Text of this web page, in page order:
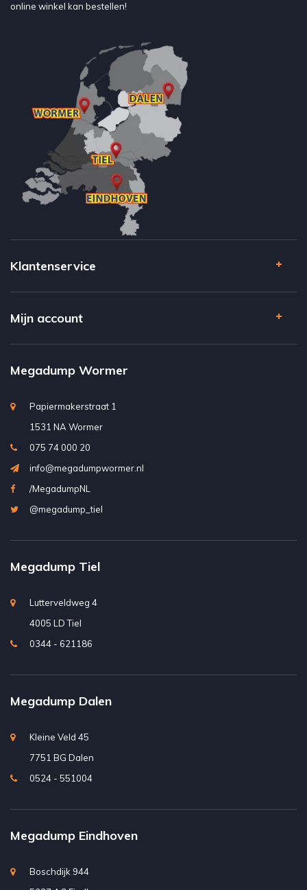
online winkel kan bestellen!
Klantenservice
Mijn account
Megadump Wormer
Papiermakerstraat 1
1531 NA Wormer
075 74 000 20
info@megadumpwormer.nl
/MegadumpNL
@megadump_tiel
Megadump Tiel
Lutterveldweg 4
4005 LD Tiel
0344 - 621186
Megadump Dalen
Kleine Veld 45
7751 BG Dalen
0524 - 551004
Megadump Eindhoven
Boschdijk 944